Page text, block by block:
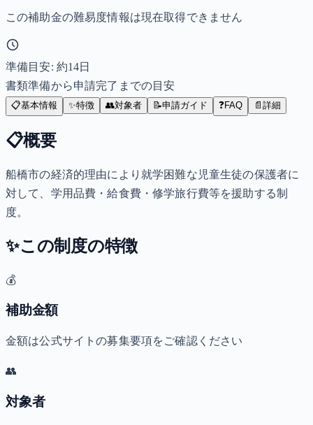
この補助金の難易度情報は現在取得できません
準備目安: 約14日
書類準備から申請完了までの目安
📋基本情報 ✨特徴 👥対象者 📝申請ガイド ❓FAQ 📄 詳細
📋概要
船橋市の経済的理由により就学困難な児童生徒の保護者に
対して、学用品費・給食費・修学旅行費等を援助する制
度。
✨この制度の特徴
💰
補助金額
金額は公式サイトの募集要項をご確認ください
👥
対象者